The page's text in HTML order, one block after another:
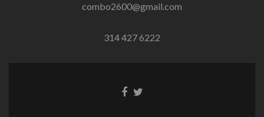
combo2600@gmail.com
314 427 6222
EnlaceEnlace